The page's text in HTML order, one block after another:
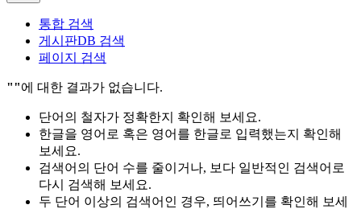
통합 검색
게시판DB 검색
페이지 검색
""에 대한 결과가 없습니다.
단어의 철자가 정확한지 확인해 보세요.
한글을 영어로 혹은 영어를 한글로 입력했는지 확인해
보세요.
검색어의 단어 수를 줄이거나, 보다 일반적인 검색어로
다시 검색해 보세요.
두 단어 이상의 검색어인 경우, 띄어쓰기를 확인해 보세